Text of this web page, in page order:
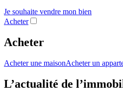
Je souhaite vendre mon bien
Acheter
Acheter
Acheter une maisonAcheter un
L’actualité de